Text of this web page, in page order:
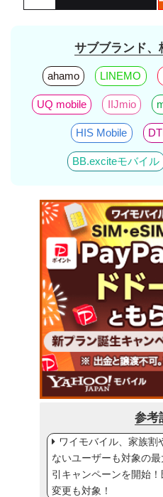
サブブランド、
ahamo LINEMO
UQ mobile IIJmio
HIS Mobile
BB.exciteモバイル
参考
ワイモバイル、家族割
ないユーザーも対象の
引キャンペーンを開始
変更も対象！